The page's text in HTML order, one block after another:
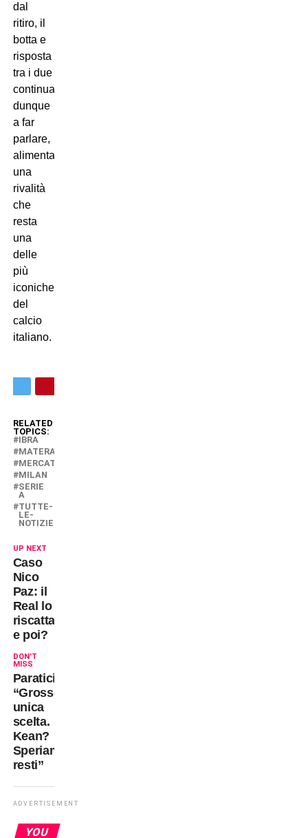
dal
ritiro, il
botta e
risposta
tra i due
continua
dunque
a far
parlare,
alimentando
una
rivalità
che
resta
una
delle
più
iconiche
del
calcio
italiano.
RELATED
TOPICS:
IBRA
MATERAZZI
MERCATO
MILAN
SERIE
A
TUTTE-
LE-
NOTIZIE
UP NEXT
Caso
Nico
Paz: il
Real lo
riscatta
e poi?
DON'T
MISS
Paratici:
“Grosso
unica
scelta.
Kean?
Speriamo
resti”
ADVERTISEMENT
YOU